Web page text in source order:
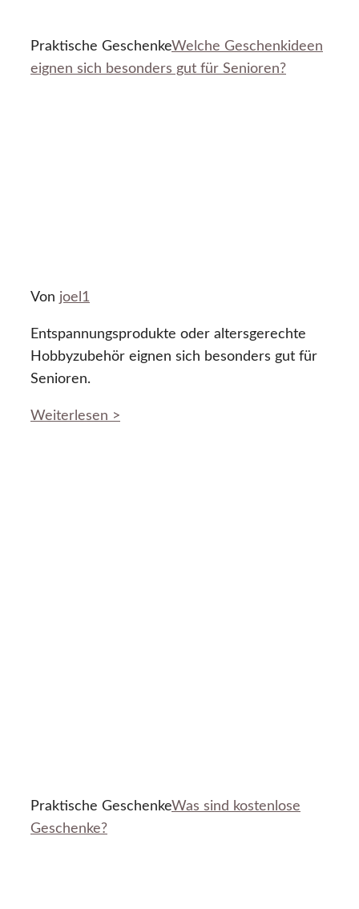
Praktische GeschenkeWelche Geschenkideen
eignen sich besonders gut für Senioren?
Von joel1
Entspannungsprodukte oder altersgerechte
Hobbyzubehör eignen sich besonders gut für
Senioren.
Weiterlesen >
Praktische GeschenkeWas sind kostenlose
Geschenke?